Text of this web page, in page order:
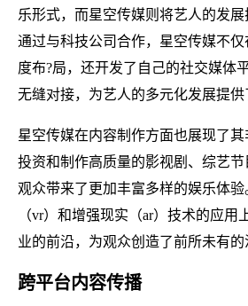
乐形式，而星空传媒则将艺人的发展
通过与科技公司合作，星空传媒不
度布?局，还开发了自己的社交媒体
无缝对接，为艺人的多元化发展提供
星空传媒在内容制作方面也展现了
投资和制作高质量的影视剧、综艺
观众带来了更加丰富多样的娱乐体
（vr）和增强现实（ar）技术的应用
业的前沿，为观众创造了前所未有的
跨平台内容传播